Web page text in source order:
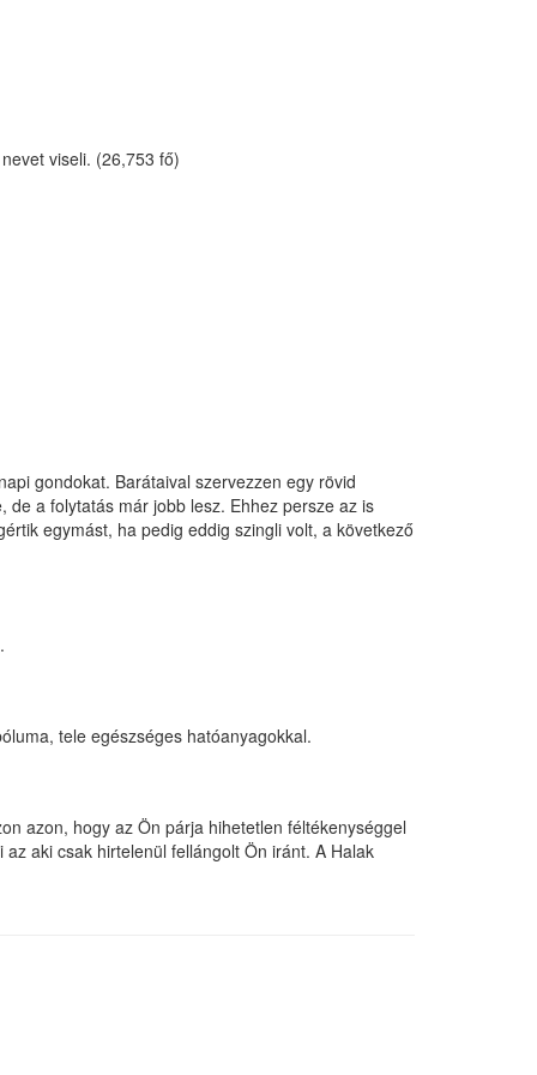
viseli. (26,753 fő)
gondokat. Barátaival szervezzen egy rövid
a folytatás már jobb lesz. Ehhez persze az is
egymást, ha pedig eddig szingli volt, a következő
tele egészséges hatóanyagokkal.
azon, hogy az Ön párja hihetetlen féltékenységgel
aki csak hirtelenül fellángolt Ön iránt. A Halak